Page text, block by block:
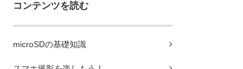
コンテンツを読む
microSDの基礎知識